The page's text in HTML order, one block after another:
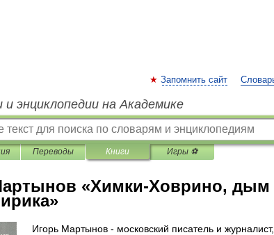
Запомнить сайт
и энциклопедии на Академике
Переводы Книги Игры ⚽
«Химки-Ховрино, дым
Игорь Мартынов - московский писатель и